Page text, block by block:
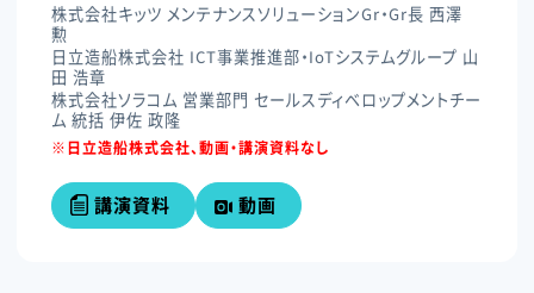
株式会社キッツ メンテナンスソリューションGr・Gr長 西澤
勲
日立造船株式会社 ICT事業推進部・IoTシステムグループ 山
田 浩章
株式会社ソラコム 営業部門 セールスディベロップメントチー
ム 統括 伊佐 政隆
※日立造船株式会社、動画・講演資料なし
講演資料 動画